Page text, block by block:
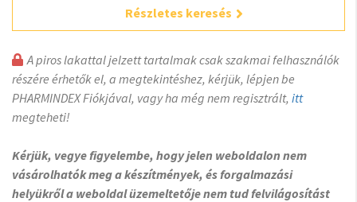
Részletes keresés
A piros lakattal jelzett tartalmak csak szakmai felhasználók
részére érhetők el, a megtekintéshez, kérjük, lépjen be
PHARMINDEX Fiókjával, vagy ha még nem regisztrált, itt
megteheti!
Kérjük, vegye figyelembe, hogy jelen weboldalon nem
vásárolhatók meg a készítmények, és forgalmazási
helyükről a weboldal üzemeltetője nem tud felvilágosítást